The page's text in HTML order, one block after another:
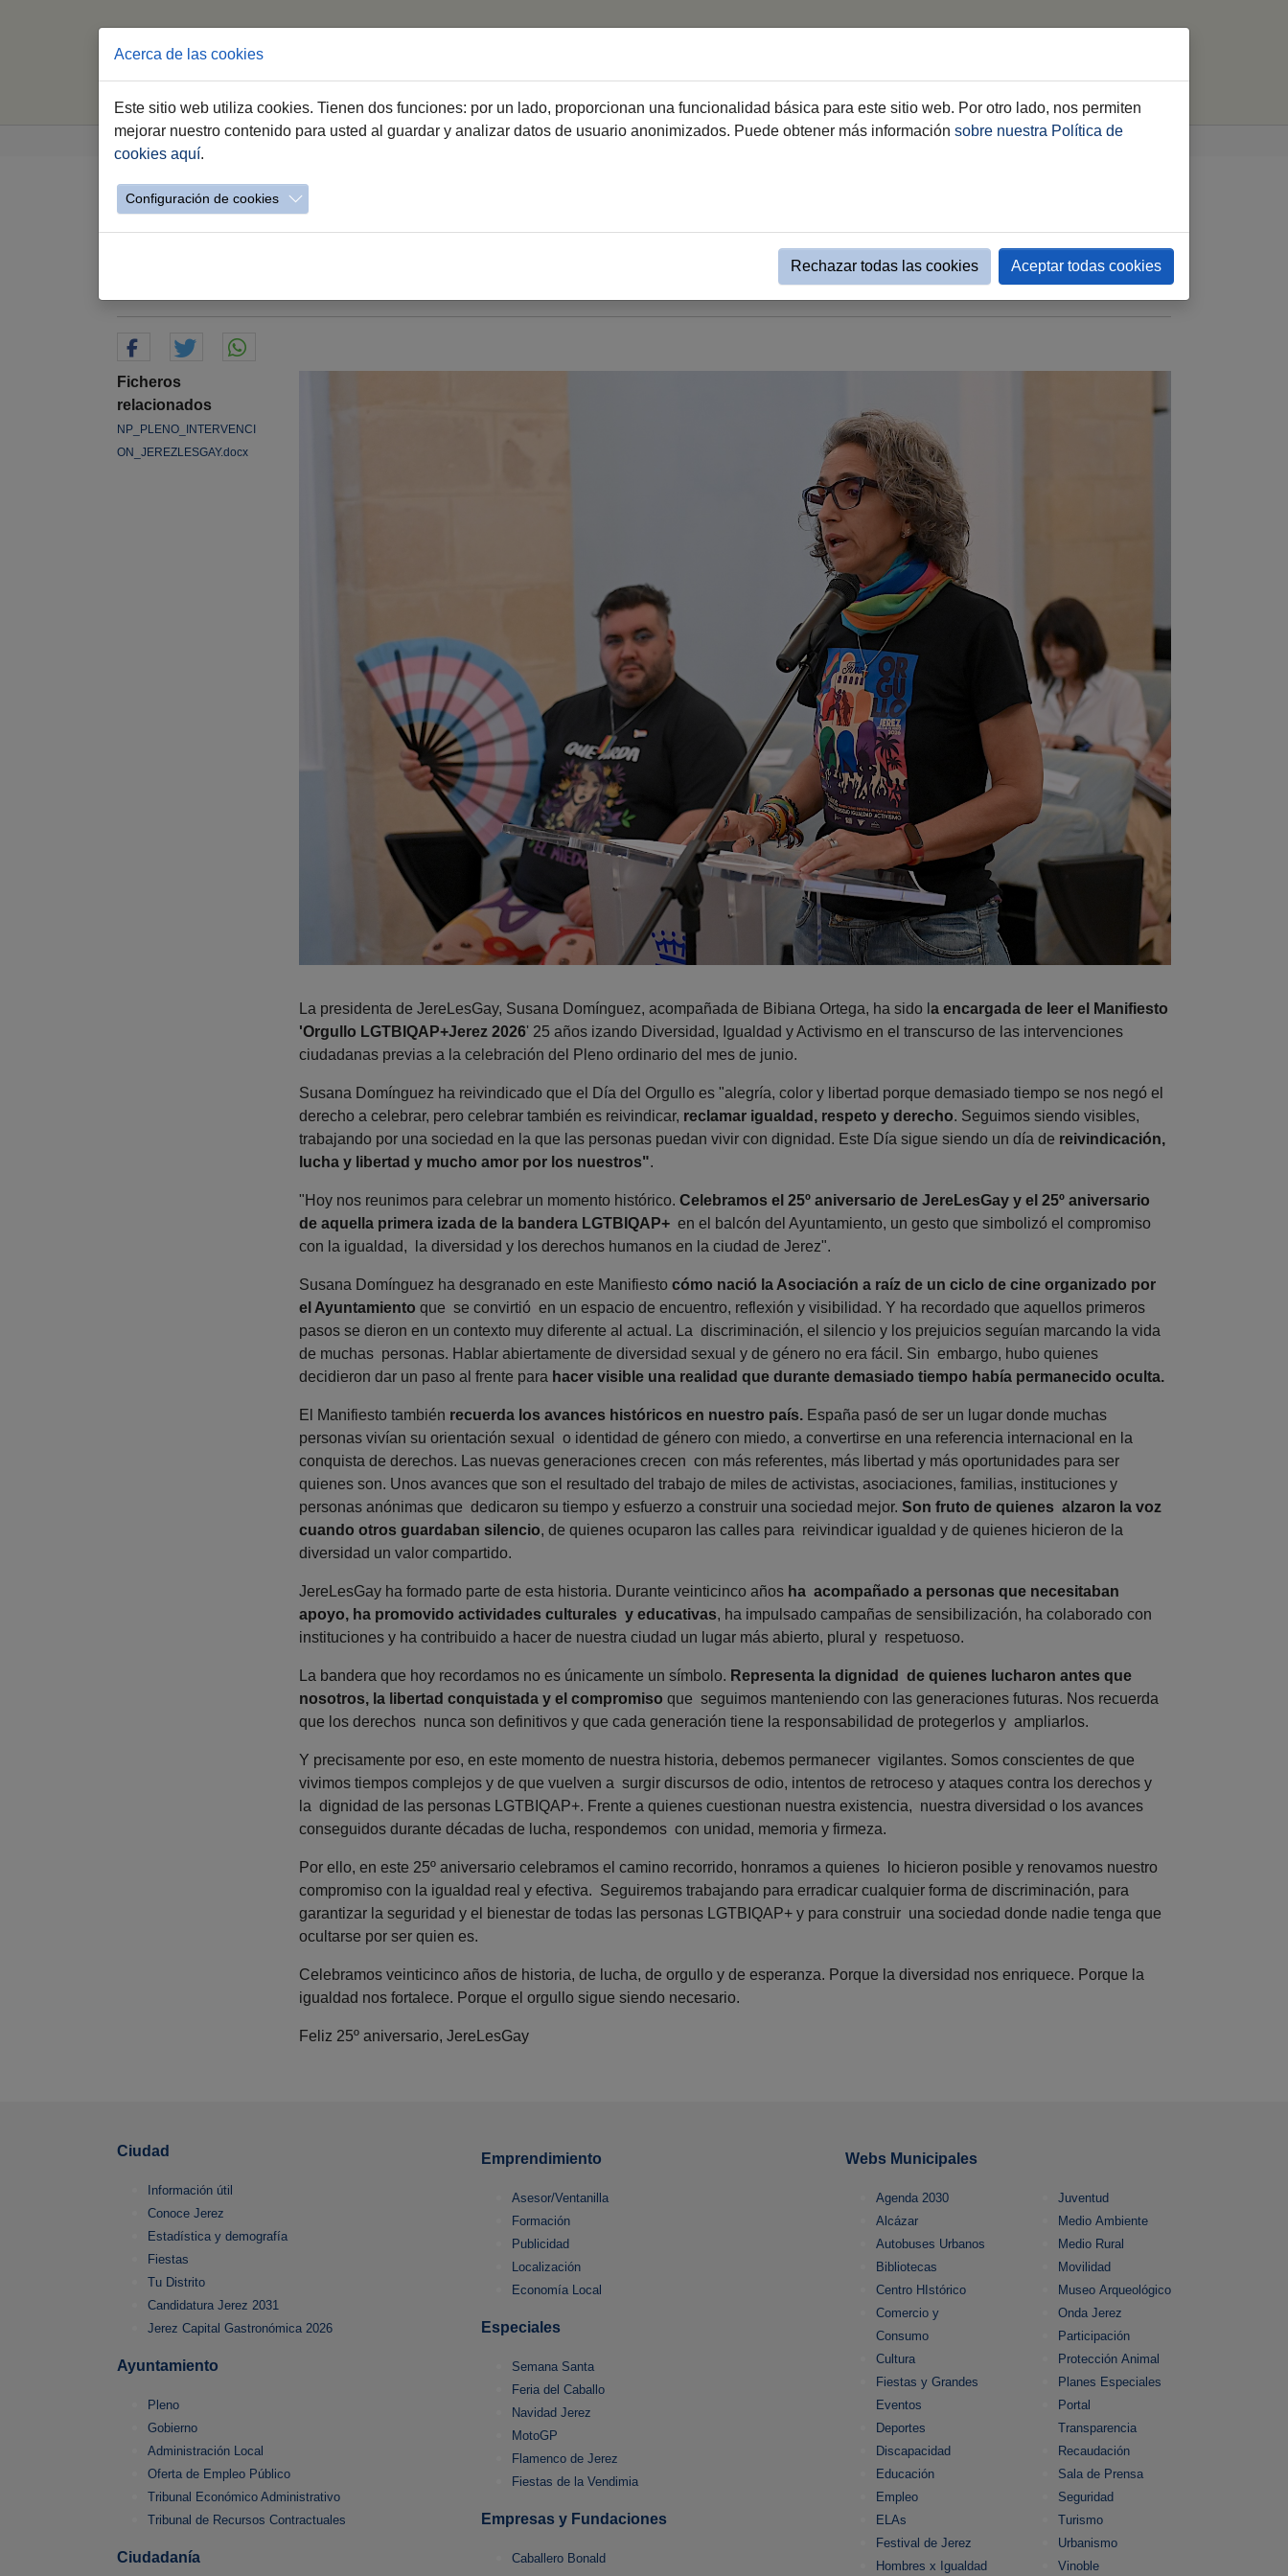
Jerez.es Webs Municipales Igualdad y Diversidad Evento simple Noticias Igualdad y Salud
JereLesGay cumple 25 años celebrando el camino recorrido y renovando
Ficheros
relacionados
NP_PLENO_INTERVENCI
ON_JEREZLESGAY.docx
La presidenta de JereLesGay, Susana Domínguez, acompañada de Bibiana Ortega, ha sido l a encargada de leer el Manifiesto
'Orgullo LGTBIQAP+Jerez 2026' 25 años izando Diversidad, Igualdad y Activismo en el transcurso de las intervenciones
ciudadanas previas a la celebración del Pleno ordinario del mes de junio.
Susana Domínguez ha reivindicado que el Día del Orgullo es "alegría, color y libertad porque demasiado tiempo se nos negó el
derecho a celebrar, pero celebrar también es reivindicar, reclamar igualdad, respeto y derecho. Seguimos siendo visibles,
trabajando por una sociedad en la que las personas puedan vivir con dignidad. Este Día sigue siendo un día de reivindicación,
lucha y libertad y mucho amor por los nuestros".
"Hoy nos reunimos para celebrar un momento histórico. Celebramos el 25º aniversario de JereLesGay y el 25º aniversario
de aquella primera izada de la bandera LGTBIQAP+ en el balcón del Ayuntamiento, un gesto que simbolizó el compromiso
con la igualdad, la diversidad y los derechos humanos en la ciudad de Jerez".
Susana Domínguez ha desgranado en este Manifiesto cómo nació la Asociación a raíz de un ciclo de cine organizado por
el Ayuntamiento que se convirtió en un espacio de encuentro, reflexión y visibilidad. Y ha recordado que aquellos primeros
pasos se dieron en un contexto muy diferente al actual. La discriminación, el silencio y los prejuicios seguían marcando la vida
de muchas personas. Hablar abiertamente de diversidad sexual y de género no era fácil. Sin embargo, hubo quienes
decidieron dar un paso al frente para hacer visible una realidad que durante demasiado tiempo había permanecido oculta.
El Manifiesto también recuerda los avances históricos en nuestro país. España pasó de ser un lugar donde muchas
personas vivían su orientación sexual o identidad de género con miedo, a convertirse en una referencia internacional en la
conquista de derechos. Las nuevas generaciones crecen con más referentes, más libertad y más oportunidades para ser
quienes son. Unos avances que son el resultado del trabajo de miles de activistas, asociaciones, familias, instituciones y
personas anónimas que dedicaron su tiempo y esfuerzo a construir una sociedad mejor. Son fruto de quienes alzaron la voz
cuando otros guardaban silencio, de quienes ocuparon las calles para reivindicar igualdad y de quienes hicieron de la
diversidad un valor compartido.
JereLesGay ha formado parte de esta historia. Durante veinticinco años ha acompañado a personas que necesitaban
apoyo, ha promovido actividades culturales y educativas, ha impulsado campañas de sensibilización, ha colaborado con
instituciones y ha contribuido a hacer de nuestra ciudad un lugar más abierto, plural y respetuoso.
La bandera que hoy recordamos no es únicamente un símbolo. Representa la dignidad de quienes lucharon antes que
nosotros, la libertad conquistada y el compromiso que seguimos manteniendo con las generaciones futuras. Nos recuerda
que los derechos nunca son definitivos y que cada generación tiene la responsabilidad de protegerlos y ampliarlos.
Y precisamente por eso, en este momento de nuestra historia, debemos permanecer vigilantes. Somos conscientes de que
vivimos tiempos complejos y de que vuelven a surgir discursos de odio, intentos de retroceso y ataques contra los derechos y
la dignidad de las personas LGTBIQAP+. Frente a quienes cuestionan nuestra existencia, nuestra diversidad o los avances
conseguidos durante décadas de lucha, respondemos con unidad, memoria y firmeza.
Por ello, en este 25º aniversario celebramos el camino recorrido, honramos a quienes lo hicieron posible y renovamos nuestro
compromiso con la igualdad real y efectiva. Seguiremos trabajando para erradicar cualquier forma de discriminación, para
garantizar la seguridad y el bienestar de todas las personas LGTBIQAP+ y para construir una sociedad donde nadie tenga que
ocultarse por ser quien es.
Celebramos veinticinco años de historia, de lucha, de orgullo y de esperanza. Porque la diversidad nos enriquece. Porque la
igualdad nos fortalece. Porque el orgullo sigue siendo necesario.
Feliz 25º aniversario, JereLesGay
Ciudad
Información útil
Conoce Jerez
Estadística y demografía
Fiestas
Tu Distrito
Candidatura Jerez 2031
Jerez Capital Gastronómica 2026
Ayuntamiento
Pleno
Gobierno
Administración Local
Oferta de Empleo Público
Tribunal Económico Administrativo
Tribunal de Recursos Contractuales
Ciudadanía
Emprendimiento
Asesor/Ventanilla
Formación
Publicidad
Localización
Economía Local
Especiales
Semana Santa
Feria del Caballo
Navidad Jerez
MotoGP
Flamenco de Jerez
Fiestas de la Vendimia
Empresas y Fundaciones
Caballero Bonald
Webs Municipales
Agenda 2030
Alcázar
Autobuses Urbanos
Bibliotecas
Centro HIstórico
Comercio y
Consumo
Cultura
Fiestas y Grandes
Eventos
Deportes
Discapacidad
Educación
Empleo
ELAs
Festival de Jerez
Hombres x Igualdad
Juventud
Medio Ambiente
Medio Rural
Movilidad
Museo Arqueológico
Onda Jerez
Participación
Protección Animal
Planes Especiales
Portal
Transparencia
Recaudación
Sala de Prensa
Seguridad
Turismo
Urbanismo
Vinoble
Acerca de las cookies
Este sitio web utiliza cookies. Tienen dos funciones: por un lado, proporcionan una funcionalidad básica para este sitio web. Por otro lado, nos permiten
mejorar nuestro contenido para usted al guardar y analizar datos de usuario anonimizados. Puede obtener más información sobre nuestra Política de
cookies aquí.
Configuración de cookies
Rechazar todas las cookies Aceptar todas cookies